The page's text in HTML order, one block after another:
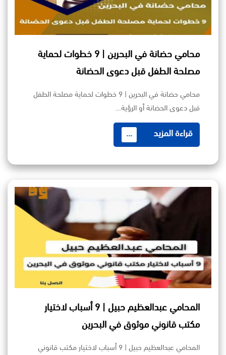
محامي حضانة في البحرين | 9 خطوات لحماية
مصلحة الطفل قبل دعوى الحضانة
محامي حضانة في البحرين | 9 خطوات لحماية مصلحة الطفل
قبل دعوى الحضانة أو الرؤية…
قراءة المزيد ...
المحامي عبدالعظيم حبيل | 9 أسباب لاختيار
مكتب قانوني موثوق في البحرين
المحامي عبدالعظيم حبيل | 9 أسباب لاختيار مكتب قانوني